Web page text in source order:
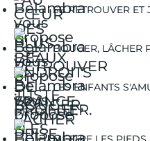
SE RETROUVER ET
BOUGER, LÂCHER
LES ENFANTS
DÉTENDENT.